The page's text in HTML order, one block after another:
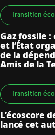
Transition
Gaz fossile :
et l’État
de la
Amis de la
Transition
L’écoscore
lancé cet